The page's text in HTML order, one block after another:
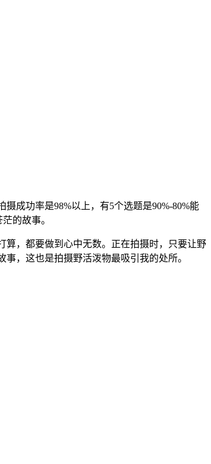
成功率是98%以上，有5个选题是90%-80%能
的故事。
，都要做到心中无数。正在拍摄时，只要让野
，这也是拍摄野活泼物最吸引我的处所。